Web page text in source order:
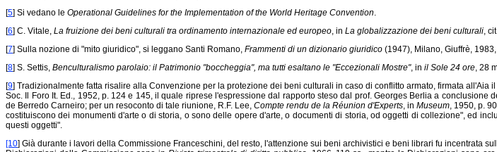
[5] Si vedano le Operational Guidelines for the Implementation of the World Heritage Convention.
[6] C. Vitale, La fruizione dei beni culturali tra ordinamento internazionale ed europeo, in La globalizzazione dei beni culturali,
[7] Sulla nozione di "mito giuridico", si leggano Santi Romano, Frammenti di un dizionario giuridico (1947), Milano, Giuffrè,
[8] S. Settis, Benculturalismo parolaio: il Patrimonio "boccheggia", ma tutti esaltano le "Eccezionali Mostre", in il Sole 24 ore, 28
[9] Tradizionalmente fatta risalire alla Convenzione per la protezione dei beni culturali in caso di conflitto armato, firmata
Soc. Il Foro It. Ed., 1952, p. 124 e 145, il quale riprese l'espressione dal rapporto steso dal prof. Georges Berlia a
de Berredo Carneiro; per un resoconto di tale riunione, R.F. Lee, Compte rendu de la Réunion d'Experts, in Museum, 1950, p.
costituiscono dei monumenti d'arte o di storia, o sono delle opere d'arte, o documenti di storia, od oggetti di collezione", ed
questi oggetti".
[10] Già durante i lavori della Commissione Franceschini, del resto, l'attenzione sui beni archivistici e beni librari fu incentrata